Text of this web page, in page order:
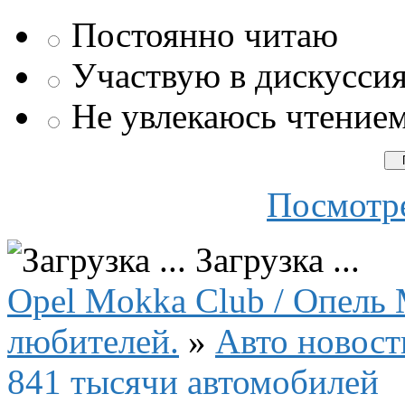
Постоянно читаю
Участвую в
Не увлекаюсь
Загрузка ...
Opel Mokka Club / Опель
любителей. » Авто
841 тысячи автомобилей